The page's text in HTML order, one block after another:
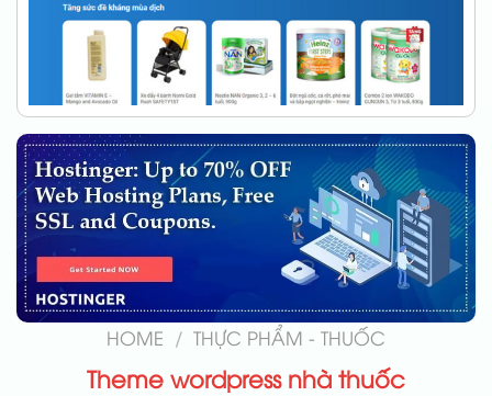
HOME / THỰC PHẨM - THUỐC
Theme wordpress nhà thuốc